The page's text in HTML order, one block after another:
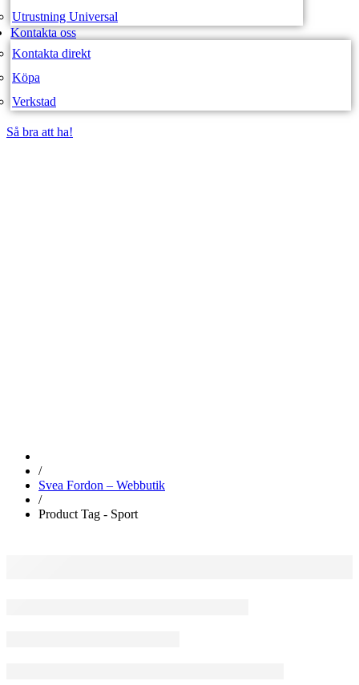
Utrustning Universal
Kontakta oss
Kontakta direkt
Köpa
Verkstad
Så bra att ha!
/
Svea Fordon – Webbutik
/
Product Tag - Sport